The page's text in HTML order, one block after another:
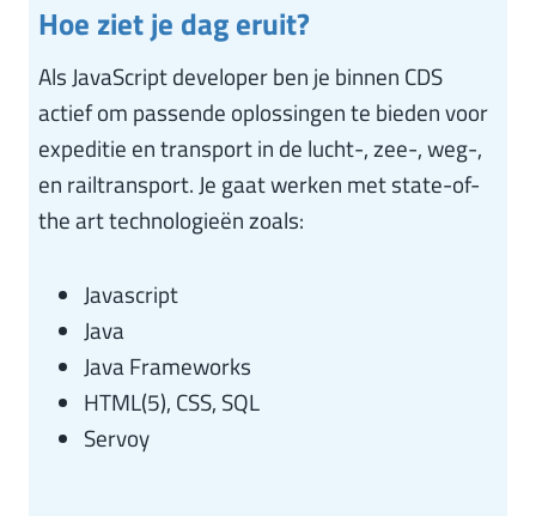
Hoe ziet je dag eruit?
Als JavaScript developer ben je binnen CDS
actief om passende oplossingen te bieden voor
expeditie en transport in de lucht-, zee-, weg-,
en railtransport. Je gaat werken met state-of-
the art technologieën zoals:
Javascript
Java
Java Frameworks
HTML(5), CSS, SQL
Servoy